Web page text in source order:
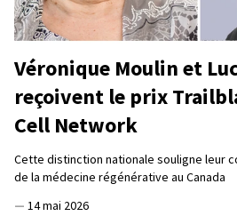
Véronique Moulin et
reçoivent le prix
Cell Network
Cette distinction nationale souligne leur
de la médecine régénérative au Canada
— 14 mai 2026